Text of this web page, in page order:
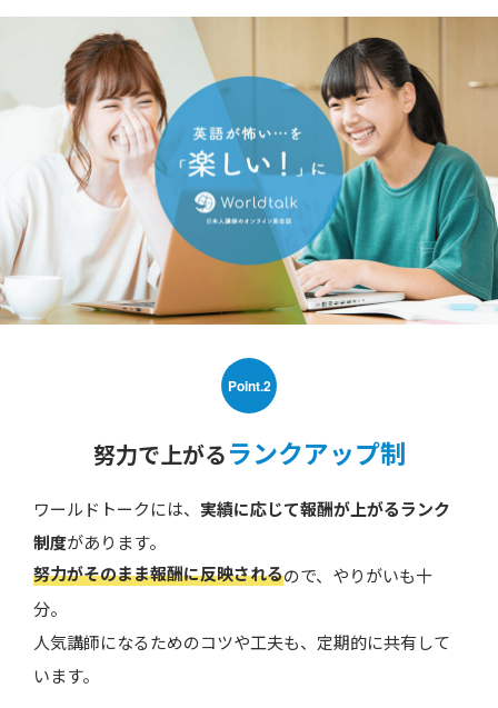
Point.2
努力で上がるランクアップ制
ワールドトークには、 実績に応じて報酬が上がるランク
制度があります。
努力がそのまま報酬に反映されるので、やりがいも十
分。
人気講師になるためのコツや工夫も、定期的に共有して
います。